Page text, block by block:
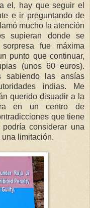
el, hay que seguir el
e ir preguntando de
mucho la atención
supieran donde se
fue máxima
punto que continuar,
(unos 60 euros).
sabiendo las ansías
indias. Me
querido disuadir a la
en un centro de
que tiene
considerar una
limitación.